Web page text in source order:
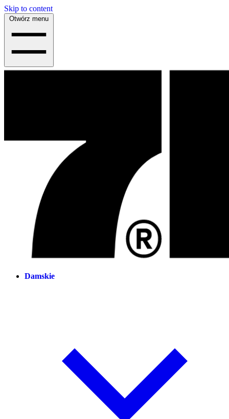
Skip to content
Otwórz menu
Damskie